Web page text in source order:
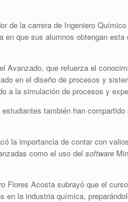
la carrera de Ingeniero Químico
que sus alumnos obtengan
que refuerza el
en el diseño de procesos y
simulación de procesos y
también han compartido
de contar con
como el uso del software
Acosta subrayó que el curso
en la industria química,